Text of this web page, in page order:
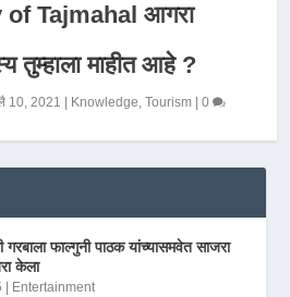
Tajmahal आगरा
तुम्हाला माहीत आहे ?
10, 2021 Knowledge,Tourism |0
गरबाला फाल्गुनी पाठक यांच्यासमवेत साजरा
केला
Entertainment